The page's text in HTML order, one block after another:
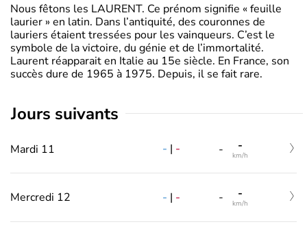
Nous fêtons les LAURENT. Ce prénom signifie « feuille
laurier » en latin. Dans l’antiquité, des couronnes de
lauriers étaient tressées pour les vainqueurs. C’est le
symbole de la victoire, du génie et de l’immortalité.
Laurent réapparait en Italie au 15e siècle. En France, son
succès dure de 1965 à 1975. Depuis, il se fait rare.
jours suivants
Mardi 11 - | - - -
km/h
Mercredi 12 - | - - -
km/h